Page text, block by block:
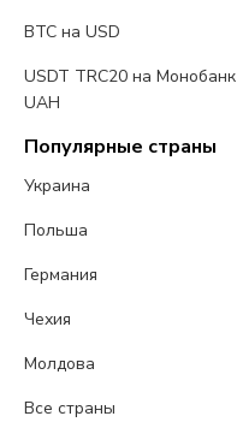
BTC на USD
USDT TRC20 на Монобанк
UAH
Популярные страны
Украина
Польша
Германия
Чехия
Молдова
Все страны